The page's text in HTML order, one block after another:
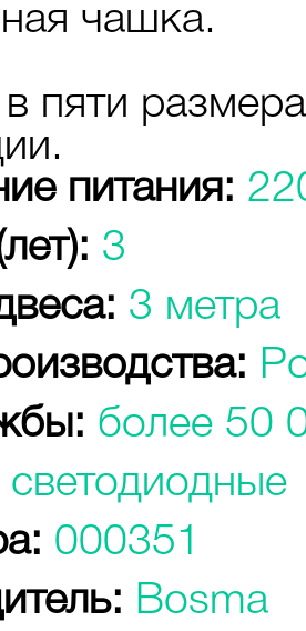
чашка.
пяти
питания:
3
3 метра
более 50
светодиодные
000351
Bosma